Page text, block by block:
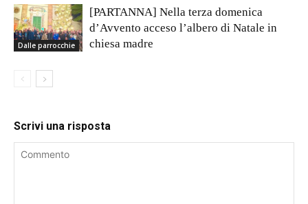
Dalle parrocchie
[PARTANNA] Nella terza domenica
d’Avvento acceso l’albero di Natale in
chiesa madre
Scrivi una risposta